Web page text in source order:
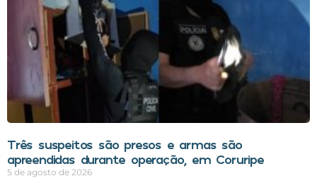
Três suspeitos são presos e armas são
apreendidas durante operação, em Coruripe
5 de agosto de 2026